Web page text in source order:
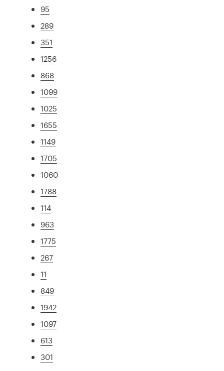
95
289
351
1256
868
1099
1025
1655
1149
1705
1060
1788
114
963
1775
267
11
849
1942
1097
613
301